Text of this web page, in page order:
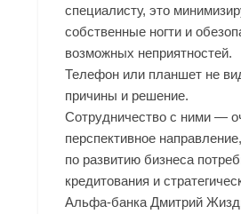
специалисту, это
собственные ногти и
возможных неприятностей.
Телефон или планшет не
причины и решение.
Сотрудничество с ними —
перспективное
по развитию бизнеса
кредитования и
Альфа-банка Дмитрий